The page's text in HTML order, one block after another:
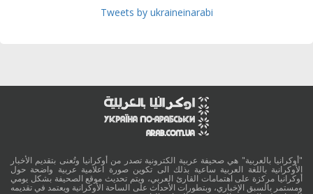
Tweets by ukraineinarabi
"أوكرانيا بالعربية" هي صحيفة عربية الكترونية تصدر من أوكرانيا وتُعنى بتقديم الأخبار
الأوكرانية باللغة العربية ساعية بذلك الى تكوين صورة اعلامية عربية واضحة حول
أوكرانيا مركزة على اهتمامات القارئ العربي، ويتم تحديث موقع الصحيفة بشكل يومي
ومستمر بالسبق الإخباري، وبتطورات الأحداث على الساحة الأوكرانية ويعتمد في تقديمه